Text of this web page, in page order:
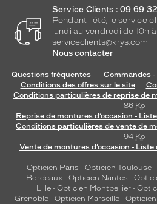
Service Clients : 09 69
Pendant l'été, le service
lundi au vendredi de 10h à
serviceclients@krys.com
Nous contacter
Questions fréquentes
Commandes
Conditions des offres sur le site
Conditions particulières de reprise de
86 Ko]
Reprise de montures d’occasion -
Conditions particulières de vente de
94 Ko]
Vente de montures d’occasion -
Opticien Paris - Opticien Toulouse-
Bordeaux- Opticien Nantes -
Lille - Opticien Montpellier -
Grenoble - Opticien Marseille -